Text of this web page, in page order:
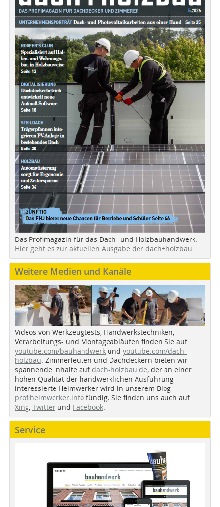
Das Profimagazin für das Dach- und Holzbauhandwerk.
Hier geht es zur aktuellen Ausgabe der dach+holzbau.
Weitere Medien und Kanäle
Videos von Werkzeugtests, Handwerkstechniken,
Verarbeitungs- und Montageabläufen finden Sie auf
youtube.com/bauhandwerk und youtube.com/dach-
holzbau. Zimmerleuten und Dachdeckern bieten wir
spannende Inhalte auf dach-holzbau.de, der an einer
hohen Qualität der handwerklichen Ausführung
interessierte Heimwerker wird in unserem Blog
profiheimwerker.info fündig. Sie finden uns auch auf
Xing, Twitter und Facebook.
Service